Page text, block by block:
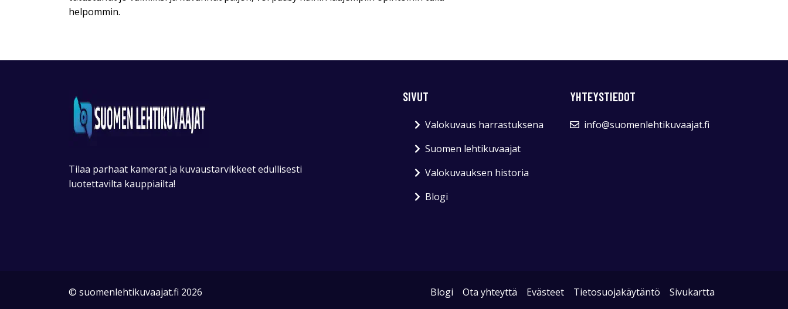
helpommin.
Tilaa parhaat kamerat ja kuvaustarvikkeet edullisesti
luotettavilta kauppiailta!
SIVUT
Valokuvaus harrastuksena
Suomen lehtikuvaajat
Valokuvauksen historia
Blogi
YHTEYSTIEDOT
info@suomenlehtikuvaajat.fi
© suomenlehtikuvaajat.fi 2026 Blogi Ota yhteyttä Evästeet Tietosuojakäytäntö Sivukartta